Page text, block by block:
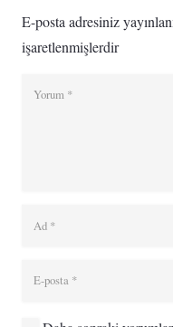
E-posta adresiniz
işaretlenmişlerdir